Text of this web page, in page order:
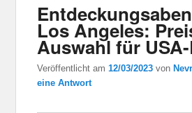
Los Angeles:
Auswahl für
Veröffentlicht am12/03/2023 von
eine Antwort